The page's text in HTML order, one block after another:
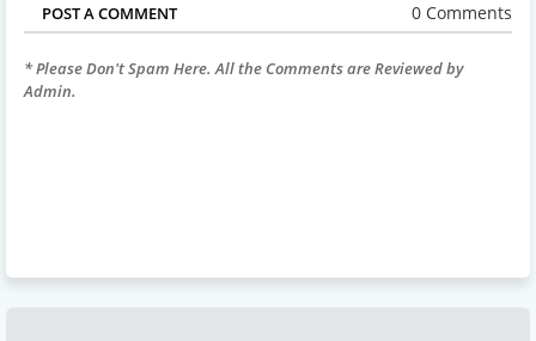
POST A COMMENT 0 Comments
* Please Don't Spam Here. All the Comments are Reviewed by
Admin.